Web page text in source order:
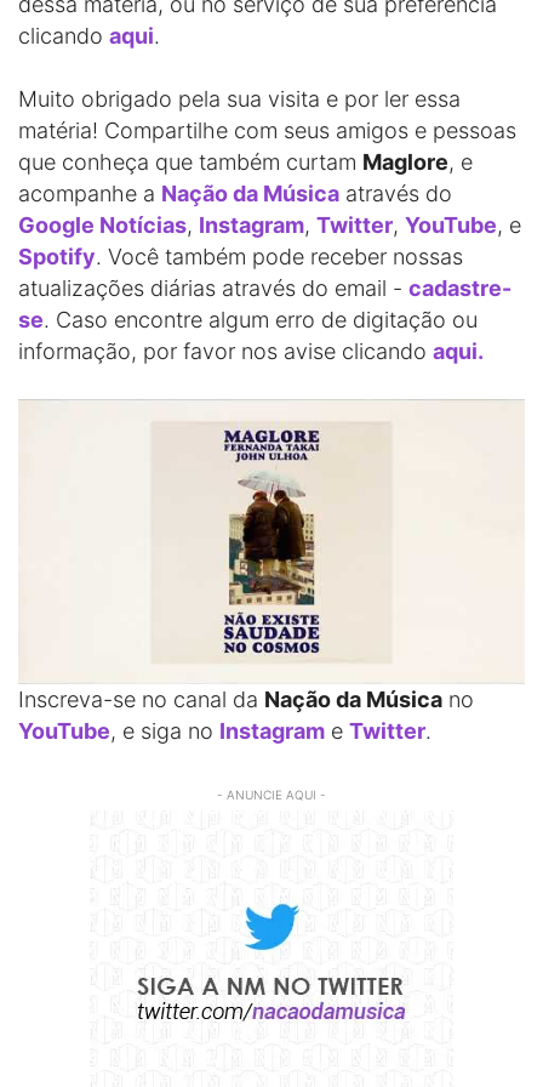
clicando aqui.
Muito obrigado pela sua visita e por ler essa
matéria! Compartilhe com seus amigos e pessoas
que conheça que também curtam Maglore, e
acompanhe a Nação da Música através do
Google Notícias, Instagram, Twitter, YouTube, e
Spotify. Você também pode receber nossas
atualizações diárias através do email - cadastre-
se. Caso encontre algum erro de digitação ou
informação, por favor nos avise clicando aqui.
Inscreva-se no canal da Nação da Música no
YouTube, e siga no Instagram e Twitter.
- ANUNCIE AQUI -